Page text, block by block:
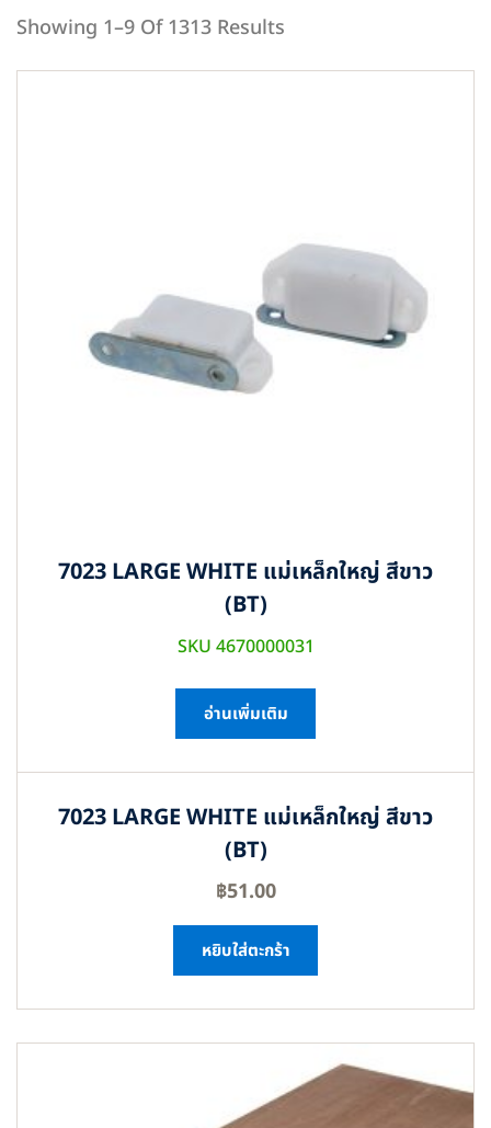
Showing 1–9 Of 1313 Results
7023 LARGE WHITE แม่เหล็กใหญ่ สีขาว
(BT)
SKU 4670000031
อ่านเพิ่มเติม
7023 LARGE WHITE แม่เหล็กใหญ่ สีขาว
(BT)
฿51.00
หยิบใส่ตะกร้า